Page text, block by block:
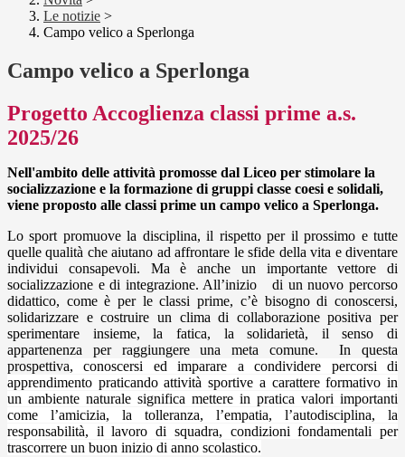
Le notizie >
Campo velico a Sperlonga
Campo velico a Sperlonga
Progetto Accoglienza classi prime a.s.
2025/26
Nell'ambito delle attività promosse dal Liceo per stimolare la
socializzazione e la formazione di gruppi classe coesi e solidali,
viene proposto alle classi prime un campo velico a Sperlonga.
Lo sport promuove la disciplina, il rispetto per il prossimo e tutte
quelle qualità che aiutano ad affrontare le sfide della vita e diventare
individui consapevoli. Ma è anche un importante vettore di
socializzazione e di integrazione. All’inizio
di un nuovo percorso
didattico, come è per le classi prime, c’è bisogno di conoscersi,
solidarizzare e costruire un clima di collaborazione positiva per
sperimentare insieme, la fatica, la solidarietà, il senso di
appartenenza per raggiungere una meta comune.
In questa
prospettiva, conoscersi ed imparare a condividere percorsi di
apprendimento praticando attività sportive a carattere formativo in
un ambiente naturale significa mettere in pratica valori importanti
come l’amicizia, la tolleranza, l’empatia, l’autodisciplina, la
responsabilità, il lavoro di squadra, condizioni fondamentali per
trascorrere un buon inizio di anno scolastico.